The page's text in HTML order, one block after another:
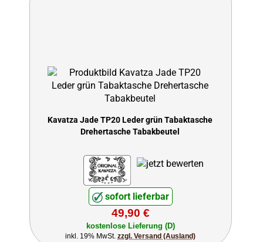
Kavatza Jade TP20 Leder grün Tabaktasche
Drehertasche Tabakbeutel
sofort lieferbar
49,90 €
kostenlose Lieferung (D)
inkl. 19% MwSt.zzgl. Versand (Ausland)